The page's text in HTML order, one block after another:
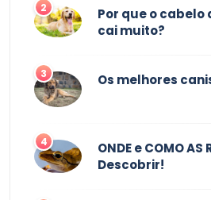
2
Por que o cabelo
cai muito?
3 Os melhores
4
ONDE e COMO AS
Descobrir!